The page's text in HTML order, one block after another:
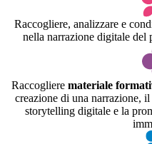
Raccogliere, analizzare e
nella narrazione digitale del
Raccogliere materiale
creazione di una narrazione,
storytelling digitale e la